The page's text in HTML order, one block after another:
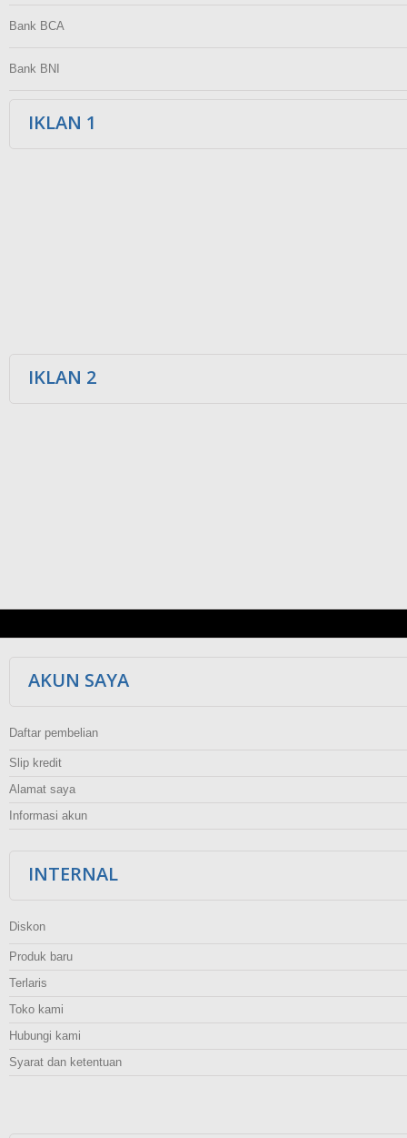
Bank BCA
Bank BNI
IKLAN 1
IKLAN 2
AKUN SAYA
Daftar pembelian
Slip kredit
Alamat saya
Informasi akun
INTERNAL
Diskon
Produk baru
Terlaris
Toko kami
Hubungi kami
Syarat dan ketentuan